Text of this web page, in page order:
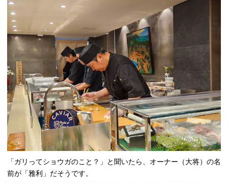
「ガリってショウガのこと？」と聞いたら、オーナー（大将）の名
前が「雅利」だそうです。